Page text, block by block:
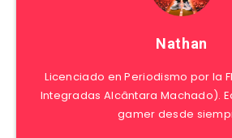
Nathan
Licenciado en Periodismo por la
Integradas Alcântara Machado).
gamer desde